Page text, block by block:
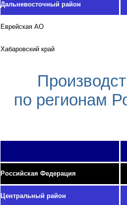
Дальневосточный район
Еврейская АО
Хабаровский край
по регионам
Российская Федерация
Центральный район